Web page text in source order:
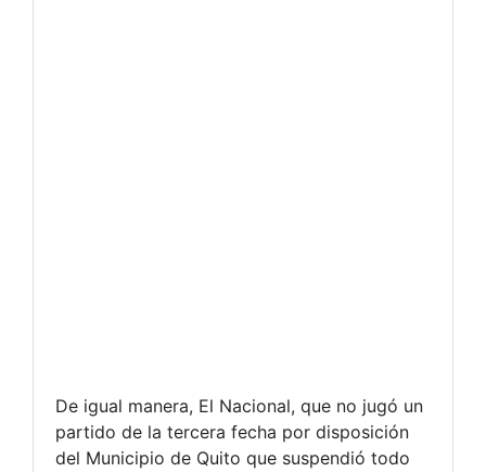
De igual manera, El Nacional, que no jugó un
partido de la tercera fecha por disposición
del Municipio de Quito que suspendió todo